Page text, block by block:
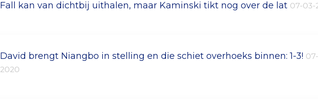
Fall kan van dichtbij uithalen, maar Kaminski tikt nog over de lat 07-03-
David brengt Niangbo in stelling en die schiet overhoeks binnen: 1-3!
2020